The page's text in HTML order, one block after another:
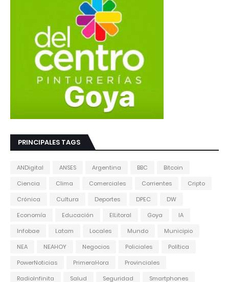
PRINCIPALES TAGS
ANDigital ANSES Argentina BBC
Bitcoin
Ciencia
Clima Comerciales Corrientes
Cripto
Crónica
Cultura Deportes DPEC
DW
Economía
Educación ElLitoral Goya
IA
Infobae
Latam Locales Mundo
Municipio
NEA
NEAHOY Negocios Policiales
Política
PowerNoticias
PrimeraHora
Provinciales
RadioInfinita
Salud Seguridad
Smartphones